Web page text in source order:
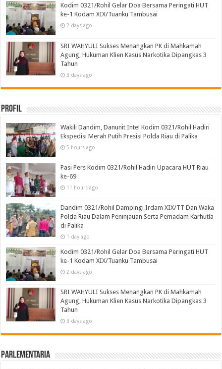
Kodim 0321/Rohil Gelar Doa Bersama Peringati HUT
ke-1 Kodam XIX/Tuanku Tambusai
2 days ago
SRI WAHYULI Sukses Menangkan PK di Mahkamah
Agung, Hukuman Klien Kasus Narkotika Dipangkas 3
Tahun
3 days ago
Profil
Wakili Dandim, Danunit Intel Kodim 0321/Rohil Hadiri
Ekspedisi Merah Putih Presisi Polda Riau di Palika
5 hours ago
Pasi Pers Kodim 0321/Rohil Hadiri Upacara HUT Riau
ke-69
11 hours ago
Dandim 0321/Rohil Dampingi Irdam XIX/TT Dan Waka
Polda Riau Dalam Peninjauan Serta Pemadam Karhutla
di Palika
1 day ago
Kodim 0321/Rohil Gelar Doa Bersama Peringati HUT
ke-1 Kodam XIX/Tuanku Tambusai
2 days ago
SRI WAHYULI Sukses Menangkan PK di Mahkamah
Agung, Hukuman Klien Kasus Narkotika Dipangkas 3
Tahun
3 days ago
Parlementaria